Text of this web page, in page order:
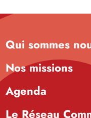
Qui sommes
Nos missions
Agenda
Le Réseau